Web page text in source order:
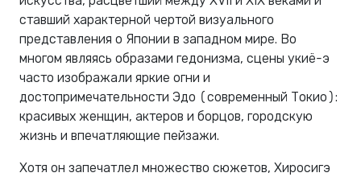
ставший характерной чертой визуального
представления о Японии в западном мире. Во
многом являясь образами гедонизма, сцены укиё-э
часто изображали яркие огни и
достопримечательности Эдо (современный Токио):
красивых женщин, актеров и борцов, городскую
жизнь и впечатляющие пейзажи.
Хотя он запечатлел множество сюжетов, Хиросигэ